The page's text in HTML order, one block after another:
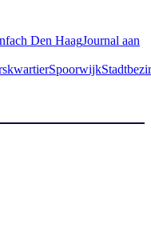
Den HaagJournal aan
Spoorwijk